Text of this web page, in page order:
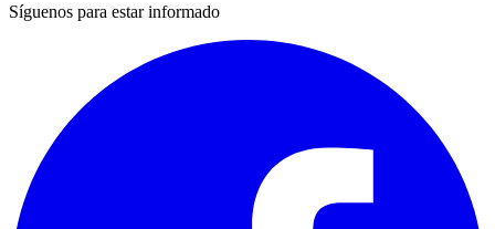
Síguenos para estar informado